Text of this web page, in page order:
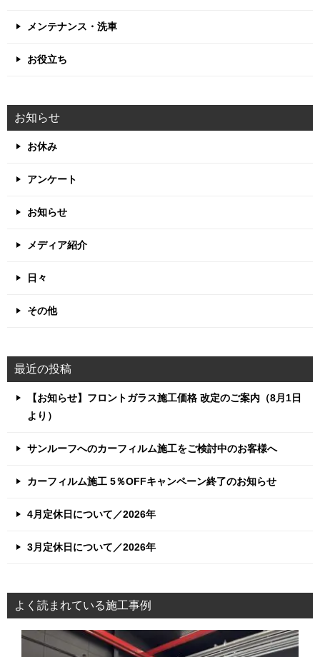
メンテナンス・洗車
お役立ち
お知らせ
お休み
アンケート
お知らせ
メディア紹介
日々
その他
最近の投稿
【お知らせ】フロントガラス施工価格 改定のご案内（8月1日
より）
サンルーフへのカーフィルム施工をご検討中のお客様へ
カーフィルム施工 5％OFFキャンペーン終了のお知らせ
4月定休日について／2026年
3月定休日について／2026年
よく読まれている施工事例